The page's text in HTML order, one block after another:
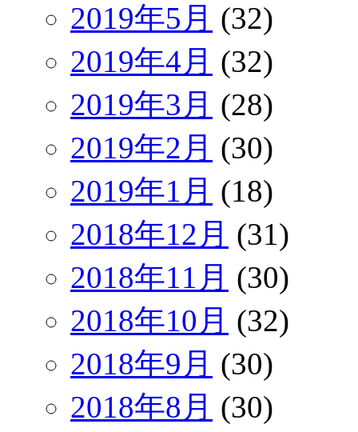
2019年5月 (32)
2019年4月 (32)
2019年3月 (28)
2019年2月 (30)
2019年1月 (18)
2018年12月 (31)
2018年11月 (30)
2018年10月 (32)
2018年9月 (30)
2018年8月 (30)